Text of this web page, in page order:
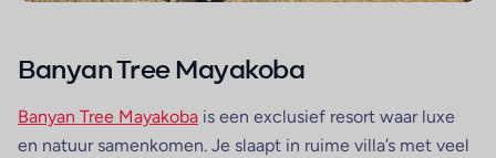
Banyan Tree Mayakoba
Banyan Tree Mayakoba is een exclusief resort waar luxe
en natuur samenkomen. Je slaapt in ruime villa’s met veel